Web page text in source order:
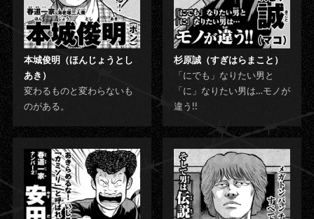
本城俊明（ほんじょうとし
あき）
変わるものと変わらないも
のがある。
杉原誠（すぎはらまこと）
「にでも」なりたい男と
「に」なりたい男は…モノが
違う!!